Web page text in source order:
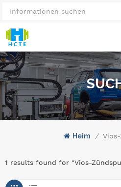
Heim /
1 results found for "Vios-